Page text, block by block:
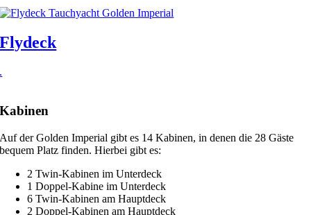
Flydeck
.
Kabinen
Auf der Golden Imperial gibt es 14 Kabinen, in denen die 28 Gäste
bequem Platz finden. Hierbei gibt es:
2 Twin-Kabinen im Unterdeck
1 Doppel-Kabine im Unterdeck
6 Twin-Kabinen am Hauptdeck
2 Doppel-Kabinen am Hauptdeck